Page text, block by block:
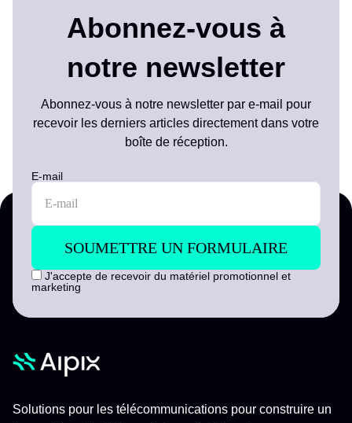
Abonnez-vous à
notre newsletter
Abonnez-vous à notre newsletter par e-mail pour
recevoir les derniers articles directement dans votre
boîte de réception.
E-mail
J'accepte de recevoir du matériel promotionnel et
marketing
Solutions pour les télécommunications pour construire un